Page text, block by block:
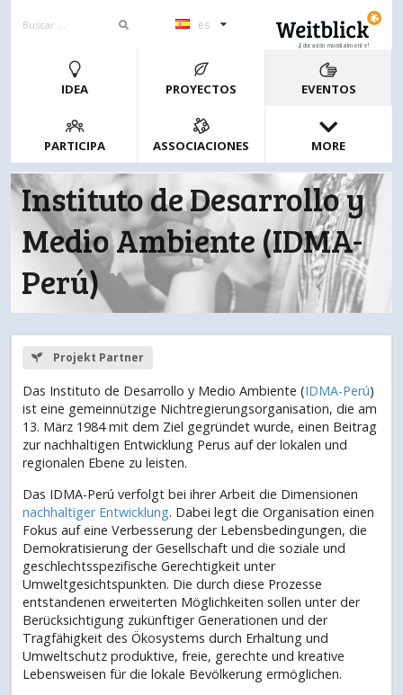
es
¡Educación mundialmente!
IDEA PROYECTOS EVENTOS
PARTICIPA ASSOCIACIONES MORE
Instituto de Desarrollo y
Medio Ambiente (IDMA-
Perú)
Projekt Partner
Das Instituto de Desarrollo y Medio Ambiente (IDMA-Perú)
ist eine gemeinnützige Nichtregierungsorganisation, die am
13. März 1984 mit dem Ziel gegründet wurde, einen Beitrag
zur nachhaltigen Entwicklung Perus auf der lokalen und
regionalen Ebene zu leisten.
Das IDMA-Perú verfolgt bei ihrer Arbeit die Dimensionen
nachhaltiger Entwicklung. Dabei legt die Organisation einen
Fokus auf eine Verbesserung der Lebensbedingungen, die
Demokratisierung der Gesellschaft und die soziale und
geschlechtsspezifische Gerechtigkeit unter
Umweltgesichtspunkten. Die durch diese Prozesse
entstandenen erweiterten Möglichkeiten sollen unter der
Berücksichtigung zukünftiger Generationen und der
Tragfähigkeit des Ökosystems durch Erhaltung und
Umweltschutz produktive, freie, gerechte und kreative
Lebensweisen für die lokale Bevölkerung ermöglichen.